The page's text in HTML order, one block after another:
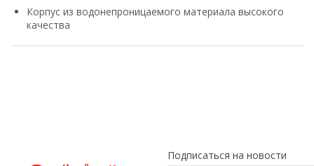
Корпус из водонепроницаемого материала высокого
качества
Подписаться на новости